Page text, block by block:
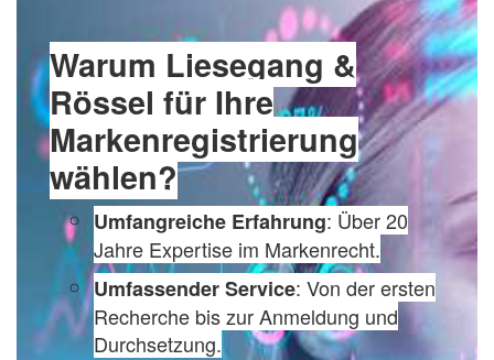
Warum Liesegang &
Rössel für Ihre
Markenregistrierung
wählen?
Umfangreiche Erfahrung: Über 20
Jahre Expertise im Markenrecht.
Umfassender Service: Von der ersten
Recherche bis zur Anmeldung und
Durchsetzung.